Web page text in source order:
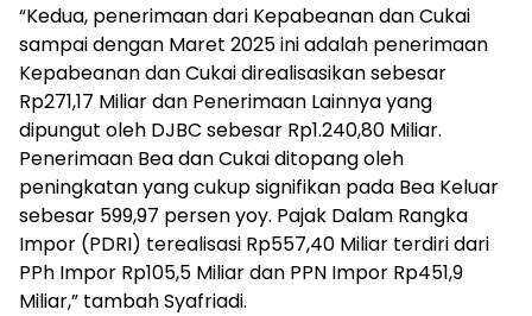
“Kedua, penerimaan dari Kepabeanan dan Cukai
sampai dengan Maret 2025 ini adalah penerimaan
Kepabeanan dan Cukai direalisasikan sebesar
Rp271,17 Miliar dan Penerimaan Lainnya yang
dipungut oleh DJBC sebesar Rp1.240,80 Miliar.
Penerimaan Bea dan Cukai ditopang oleh
peningkatan yang cukup signifikan pada Bea Keluar
sebesar 599,97 persen yoy. Pajak Dalam Rangka
Impor (PDRI) terealisasi Rp557,40 Miliar terdiri dari
PPh Impor Rp105,5 Miliar dan PPN Impor Rp451,9
Miliar,” tambah Syafriadi.